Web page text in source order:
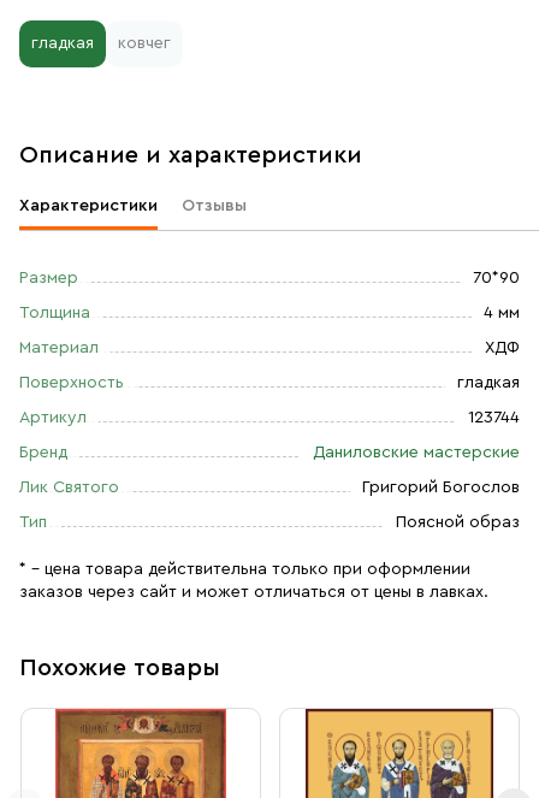
гладкая ковчег
Описание и характеристики
Характеристики Отзывы
Размер 70*90
Толщина 4 мм
Материал ХДФ
Поверхность гладкая
Артикул 123744
Бренд Даниловские мастерские
Лик Святого Григорий Богослов
Тип Поясной образ
* – цена товара действительна только при оформлении
заказов через сайт и может отличаться от цены в лавках.
Похожие товары